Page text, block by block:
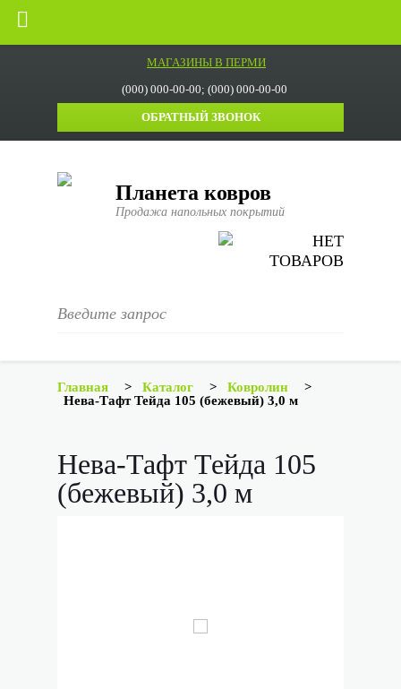
МАГАЗИНЫ В ПЕРМИ
(000) 000-00-00; (000) 000-00-00
ОБРАТНЫЙ ЗВОНОК
Планета ковров
Продажа напольных покрытий
НЕТ
ТОВАРОВ
Главная > Каталог > Ковролин
>
Нева-Тафт Тейда 105 (бежевый) 3,0 м
Нева-Тафт Тейда 105
(бежевый) 3,0 м